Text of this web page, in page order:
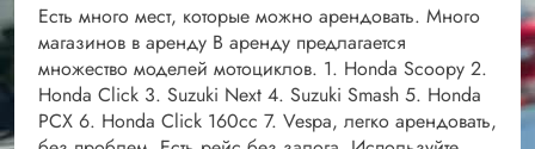
Есть много мест, которые можно арендовать. Много
магазинов в аренду В аренду предлагается
множество моделей мотоциклов. 1. Honda Scoopy 2.
Honda Click 3. Suzuki Next 4. Suzuki Smash 5. Honda
PCX 6. Honda Click 160cc 7. Vespa, легко арендовать,